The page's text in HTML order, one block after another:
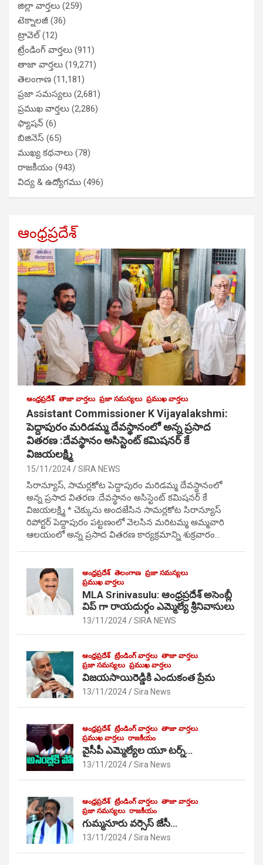
జిల్లా వార్తలు (259)
టెక్నాలజీ (36)
ట్రావెల్(12)
ట్రేండింగ్ వార్తలు (911)
తాజా వార్తలు (19,271)
తెలంగాణ (11,181)
ప్రజా సమస్యలు (2,681)
ప్రముఖ వార్తలు (2,286)
ఫ్యాషన్ (6)
బిజినెస్ (65)
ముఖ్య కథనాలు (78)
రాజకీయం (943)
విద్య & ఉద్యోగము (496)
ఆంధ్రప్రదేశ్
ఆంధ్రప్రదేశ్ తాజా వార్తలు ప్రజా సమస్యలు ప్రముఖ వార్తలు
Assistant Commissioner K Vijayalakshmi:
పెద్దాపురం మరిడమ్మ దేవస్థానంలో అన్న ప్రసాద
వితరణ :దేవస్థానం అసిస్టెంట్ కమిషనర్ కే
విజయలక్ష్మి
15/11/2024 SIRA NEWS
సిరాన్యూస్, సామర్లకోట పెద్దాపురం మరిడమ్మ దేవస్థానంలో
అన్న ప్రసాద వితరణ :దేవస్థానం అసిస్టెంట్ కమిషనర్ కే
విజయలక్ష్మి * చెక్కును అందజేసిన సామర్లకోట సిరాన్యూస్
రిపోర్టర్ పెద్దాపురం పట్టణంలో వెలసిన మరిటమ్మ అమ్మవారి
ఆలయంలో అన్న ప్రసాద వితరణ కార్యక్రమాన్ని శుక్రవారం…
ఆంధ్రప్రదేశ్ తెలంగాణ ప్రజా సమస్యలు
ప్రముఖ వార్తలు
MLA Srinivasulu: ఆంధ్రప్రదేశ్ అసెంబ్లీ
విప్ గా రాయదుర్గం ఎమ్మెల్యే శ్రీనివాసులు
13/11/2024 SIRA NEWS
ఆంధ్రప్రదేశ్ ట్రేండింగ్ వార్తలు తాజా వార్తలు
ప్రజా సమస్యలు ప్రముఖ వార్తలు
విజయసాయిరెడ్డికి ఎందుకంత ప్రేమ
13/11/2024 Sira News
ఆంధ్రప్రదేశ్ ట్రేండింగ్ వార్తలు తాజా వార్తలు
ప్రముఖ వార్తలు రాజకీయం
వైసీపీ ఎమ్మెల్యేల యూ టర్న్…
13/11/2024 Sira News
ఆంధ్రప్రదేశ్ ట్రేండింగ్ వార్తలు తాజా వార్తలు
ప్రజా సమస్యలు రాజకీయం
గుమ్మనూరు వర్సెస్ జేసీ…
13/11/2024 Sira News